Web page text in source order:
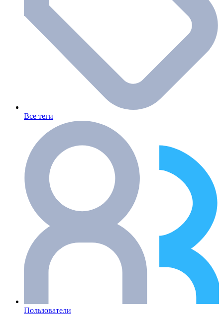
Все теги
Пользователи